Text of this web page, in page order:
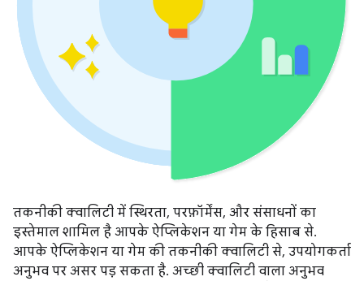
तकनीकी क्वालिटी में स्थिरता, परफ़ॉर्मेंस, और संसाधनों का
इस्तेमाल शामिल है आपके ऐप्लिकेशन या गेम के हिसाब से.
आपके ऐप्लिकेशन या गेम की तकनीकी क्वालिटी से, उपयोगकर्ता
अनुभव पर असर पड़ सकता है. अच्छी क्वालिटी वाला अनुभव